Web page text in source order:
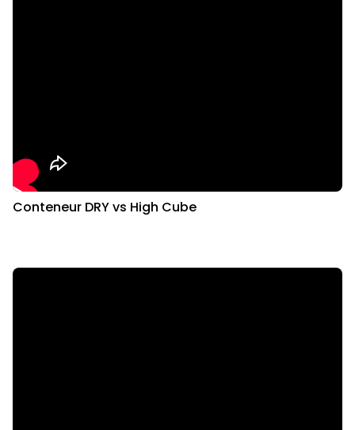
Conteneur DRY vs High Cube